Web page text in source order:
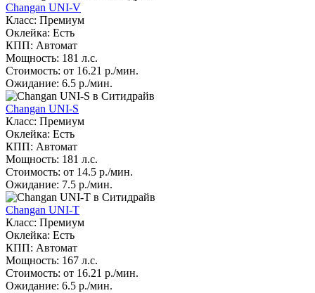
Changan UNI-V
Класс: Премиум
Оклейка: Есть
КПП: Автомат
Мощность: 181 л.с.
Стоимость: от 16.21 р./мин.
Ожидание: 6.5 р./мин.
Changan UNI-S
Класс: Премиум
Оклейка: Есть
КПП: Автомат
Мощность: 181 л.с.
Стоимость: от 14.5 р./мин.
Ожидание: 7.5 р./мин.
Changan UNI-T
Класс: Премиум
Оклейка: Есть
КПП: Автомат
Мощность: 167 л.с.
Стоимость: от 16.21 р./мин.
Ожидание: 6.5 р./мин.